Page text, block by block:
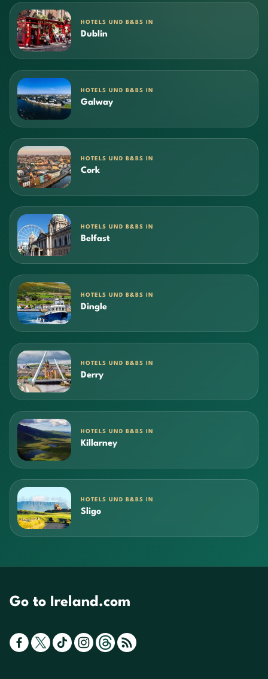
HOTELS UND B&BS IN
Dublin
HOTELS UND B&BS IN
Galway
HOTELS UND B&BS IN
Cork
HOTELS UND B&BS IN
Belfast
HOTELS UND B&BS IN
Dingle
HOTELS UND B&BS IN
Derry
HOTELS UND B&BS IN
Killarney
HOTELS UND B&BS IN
Sligo
Go to Ireland.com